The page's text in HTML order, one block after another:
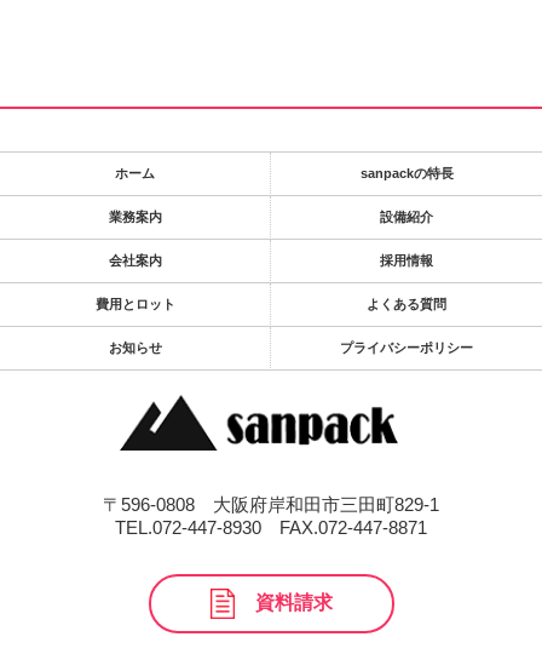
ホーム sanpackの特長
業務案内 設備紹介
会社案内 採用情報
費用とロット よくある質問
お知らせ プライバシーポリシー
〒596-0808 大阪府岸和田市三田町829-1
TEL.072-447-8930
FAX.072-447-8871
資料請求